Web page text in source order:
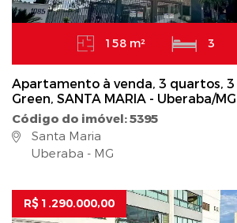
158 m² 3
Apartamento à venda, 3 quartos, 3
Green, SANTA MARIA - Uberaba/MG
Código do imóvel: 5395
Santa Maria
Uberaba - MG
R$ 1.290.000,00